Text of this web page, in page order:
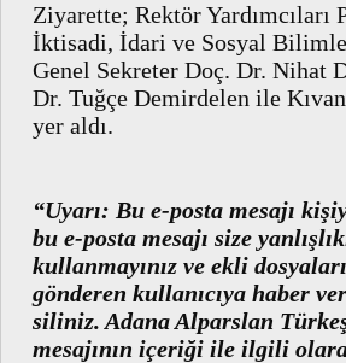
Ziyarette; Rektör
İktisadi, İdari ve Sosyal
Genel Sekreter Doç. Dr. Nihat
Dr. Tuğçe Demirdelen ile
yer aldı.
“Uyarı: Bu e-posta mesajı
bu e-posta mesajı size
kullanmayınız ve ekli
gönderen kullanıcıya haber
siliniz. Adana Alparslan
mesajının içeriği ile ilgili